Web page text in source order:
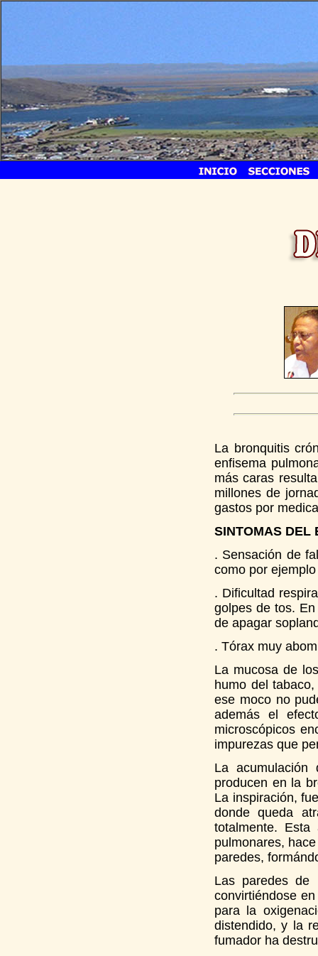
La bronquitis
enfisema
más caras
millones de
gastos por
SINTOMAS DEL
. Sensación de
como por
. Dificultad
golpes de tos.
de apagar
. Tórax muy
La mucosa de
humo del
ese moco no
además el
microscópicos
impurezas que
La
producen en la
La inspiración,
donde queda
totalmente.
pulmonares,
paredes,
Las paredes de
convirtiéndose
para la
distendido, y la
fumador ha